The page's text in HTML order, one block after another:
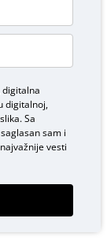
digitalna
digitalnoj,
Sa
saglasan sam i
vesti